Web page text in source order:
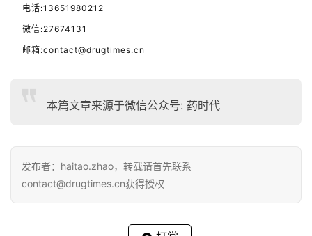
电话:13651980212
微信:27674131
邮箱:contact@drugtimes.cn
本篇文章来源于微信公众号: 药时代
发布者：haitao.zhao，转载请首先联系
contact@drugtimes.cn获得授权